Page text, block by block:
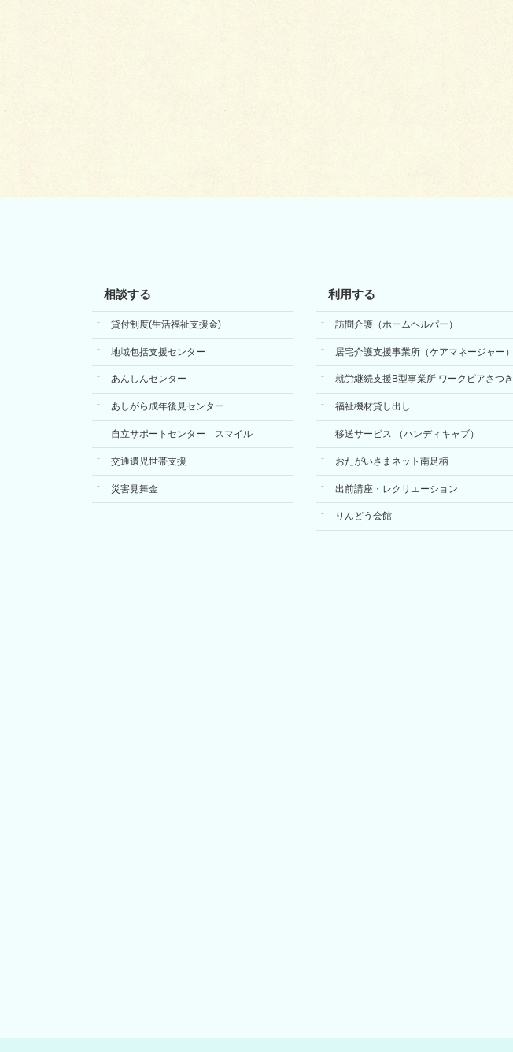
相談する
貸付制度(生活福祉支援金)
地域包括支援センター
あんしんセンター
あしがら成年後見センター
自立サポートセンター スマイル
交通遺児世帯支援
災害見舞金
利用する
訪問介護（ホームヘルパー）
居宅介護支援事業所（ケアマネージャー）
就労継続支援B型事業所 ワークピアさつき
福祉機材貸し出し
移送サービス （ハンディキャブ）
おたがいさまネット南足柄
出前講座・レクリエーション
りんどう会館